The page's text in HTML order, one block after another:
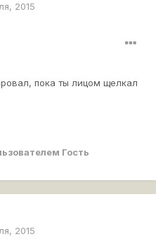
2015
пока ты лицом щелкал
Гость
2015